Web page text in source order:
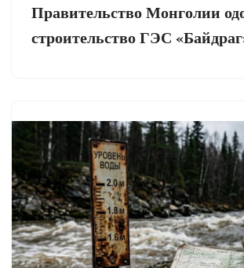
Правительство Монголии
строительство ГЭС